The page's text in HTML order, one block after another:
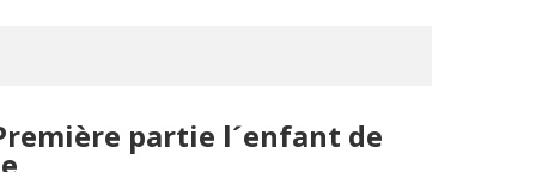
partie l´enfant de